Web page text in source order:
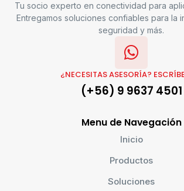
Tu socio experto en conectividad para
Entregamos soluciones confiables para la
seguridad y más.
¿NECESITAS ASESORÍA?
(+56) 9 9637 4501
Menu de Navegación
Inicio
Productos
Soluciones